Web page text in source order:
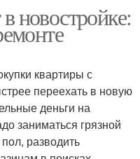
новостройке:
квартиры с
переехать в новую
деньги на
заниматься грязной
разводить